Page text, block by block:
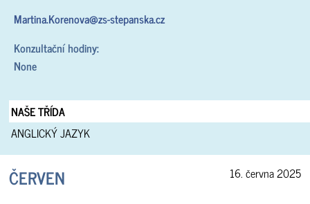
Martina.Korenova@zs-stepanska.cz
Konzultační hodiny:
None
NAŠE TŘÍDA
ANGLICKÝ JAZYK
ČERVEN 16. června 2025